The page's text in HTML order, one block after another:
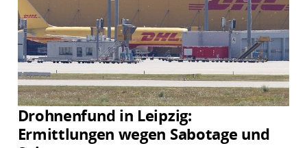
Drohnenfund in Leipzig:
Ermittlungen wegen Sabotage und